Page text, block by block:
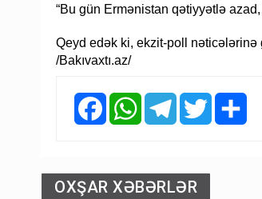
“Bu gün Ermənistan qətiyyətlə
Qeyd edək ki, ekzit-poll
/Bakıvaxtı.az/
FacebookWhatsAppTelegramTwitter
OXŞAR XƏBƏRLƏR